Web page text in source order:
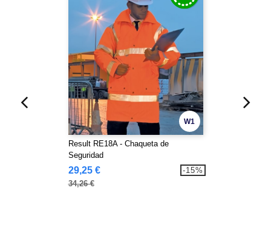
W1
Result RE18A - Chaqueta de
Seguridad
29,25 €
34,26 €
-15%